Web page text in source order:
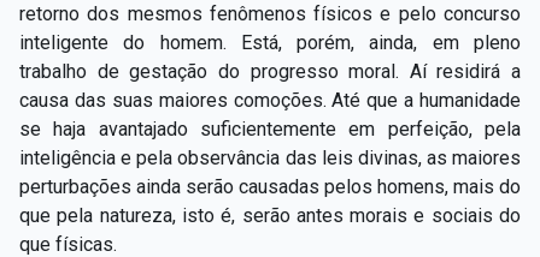
retorno dos mesmos fenômenos físicos e pelo concurso
inteligente do homem. Está, porém, ainda, em pleno
trabalho de gestação do progresso moral. Aí residirá a
causa das suas maiores comoções. Até que a humanidade
se haja avantajado suficientemente em perfeição, pela
inteligência e pela observância das leis divinas, as maiores
perturbações ainda serão causadas pelos homens, mais do
que pela natureza, isto é, serão antes morais e sociais do
que físicas.